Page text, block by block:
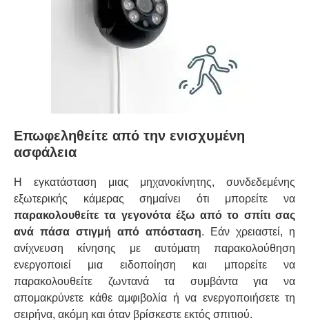
Επωφεληθείτε από την ενισχυμένη
ασφάλεια
Η εγκατάσταση μιας μηχανοκίνητης, συνδεδεμένης
εξωτερικής κάμερας σημαίνει ότι μπορείτε να
παρακολουθείτε τα γεγονότα έξω από το σπίτι σας
ανά πάσα στιγμή από απόσταση. Εάν χρειαστεί, η
ανίχνευση κίνησης με αυτόματη παρακολούθηση
ενεργοποιεί μια ειδοποίηση και μπορείτε να
παρακολουθείτε ζωντανά τα συμβάντα για να
απομακρύνετε κάθε αμφιβολία ή να ενεργοποιήσετε τη
σειρήνα, ακόμη και όταν βρίσκεστε εκτός σπιτιού.